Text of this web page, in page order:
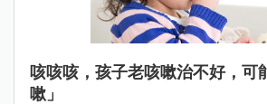
咳咳咳，孩子老咳嗽治不好，可
嗽」